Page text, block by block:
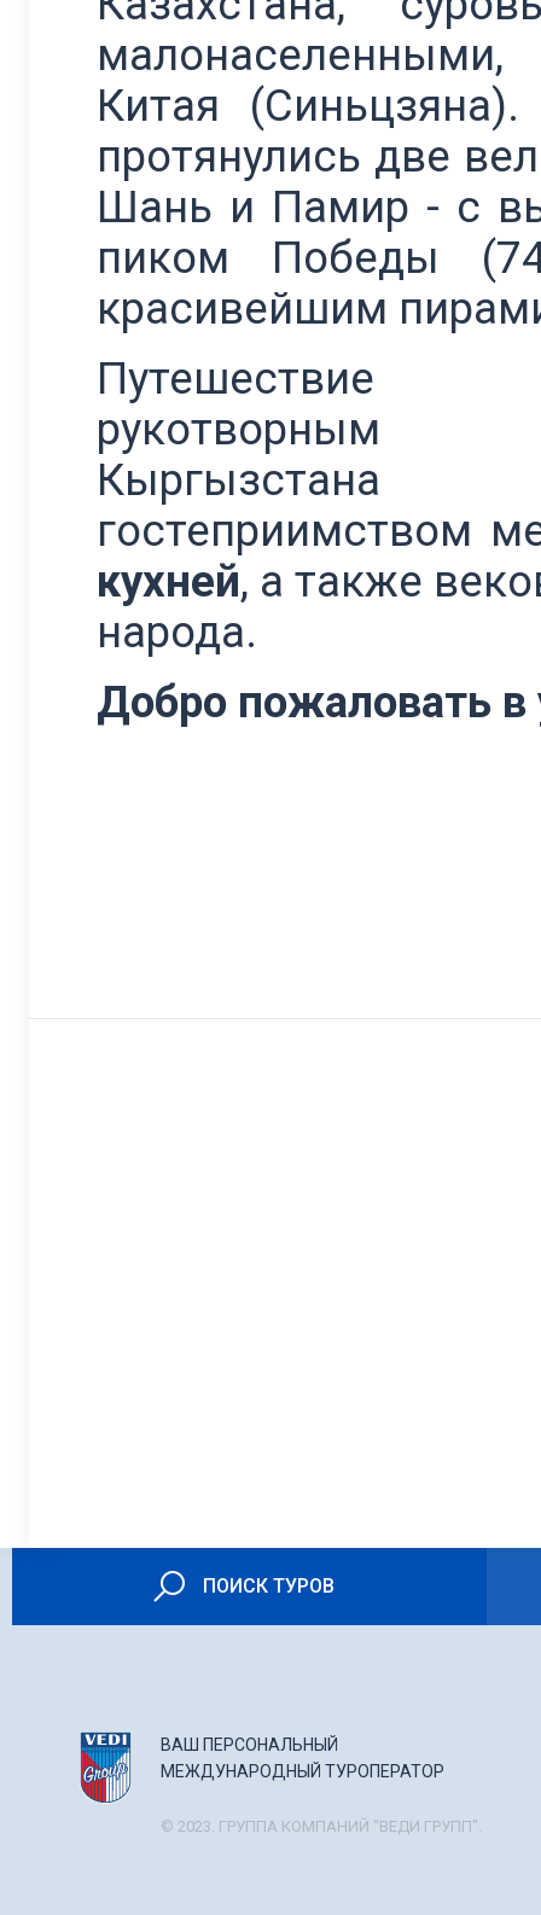
Китая
протянулись две
Шань и Памир - с
пиком Победы
красивейшим
Кыргызстана
гостеприимством
кухней, а также
народа.
Добро пожаловать
ПОИСК ТУРОВ
ВАШ ПЕРСОНАЛЬНЫЙ
МЕЖДУНАРОДНЫЙ ТУРОПЕРАТОР
© 2023. ГРУППА КОМПАНИЙ "ВЕДИ ГРУПП".